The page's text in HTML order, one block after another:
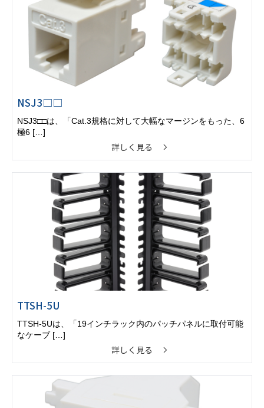
NSJ3□□
NSJ3□□は、「Cat.3規格に対して大幅なマージンをもった、6
極6 […]
詳しく見る
TTSH-5U
TTSH-5Uは、「19インチラック内のパッチパネルに取付可能
なケーブ […]
詳しく見る